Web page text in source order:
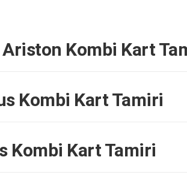
Kombi Kart
Kombi Kart Tamiri
Kombi Kart Tamiri